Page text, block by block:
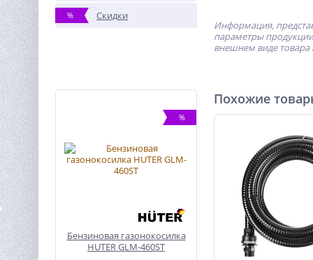
% Скидки
%
Бензиновая газонокосилка
HUTER GLM-460ST
Информация,
параметры
внешнем виде товара
Похожие